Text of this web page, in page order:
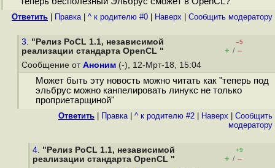
Ответить Правка| ^ к родителю #0 Наверх Cообщить модератору
3. "Релиз PoCL 1.1, независимой
реализации стандарта OpenCL "
–5
+ / –
Сообщение от Аноним (-), 12-Мрт-18, 15:04
Может быть эту новость можно читать как "теперь под
эльбрус можно канпелировать линукс не только
проприетарщиной"
Ответить Правка| ^ к родителю #2 Наверх
Cообщить
модератору
4. "Релиз PoCL 1.1, независимой
реализации стандарта OpenCL "
+9
+ / –